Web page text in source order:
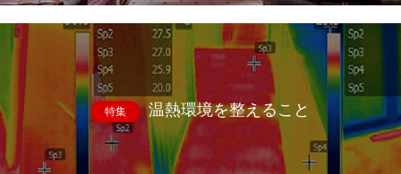
特集 温熱環境を整えること